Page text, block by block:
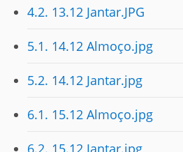
4.2. 13.12 Jantar.JPG
5.1. 14.12 Almoço.jpg
5.2. 14.12 Jantar.jpg
6.1. 15.12 Almoço.jpg
6.2. 15.12 Jantar.jpg